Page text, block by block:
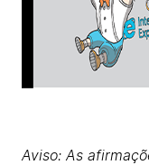
Aviso: As